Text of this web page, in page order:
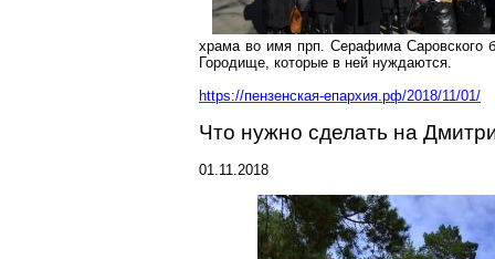
храма во имя прп. Серафима Саровского
Городище, которые в ней нуждаются.
https://пензенская-епархия.рф/2018/11/01/
Что нужно сделать на
01.11.2018